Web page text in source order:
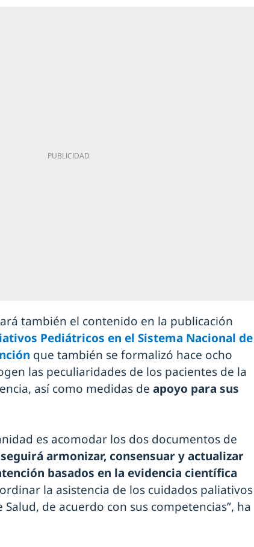
también el contenido en la publicación
Pediátricos en el Sistema Nacional de
que también se formalizó hace ocho
las peculiaridades de los pacientes de la
así como medidas de apoyo para sus
es acomodar los dos documentos de
armonizar, consensuar y actualizar
basados en la evidencia científica
la asistencia de los cuidados paliativos
de acuerdo con sus competencias”, ha